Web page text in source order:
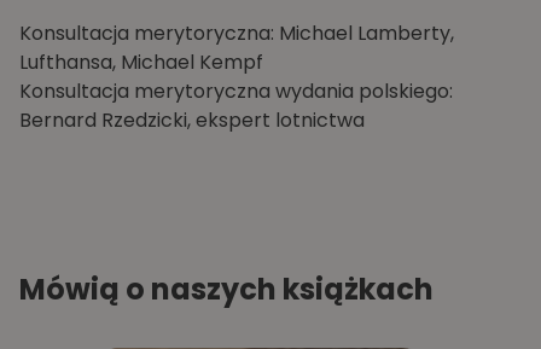
Konsultacja merytoryczna: Michael Lamberty,
Lufthansa, Michael Kempf
Konsultacja merytoryczna wydania polskiego:
Bernard Rzedzicki, ekspert lotnictwa
Mówią o naszych książkach